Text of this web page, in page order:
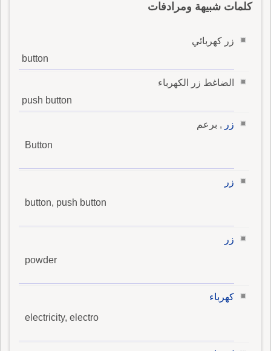
كلمات شبيهة ومرادفات
زر كهربائي
button
الضاغط زر الكهرباء
push button
زر , برعم
Button
زر
button, push button
زر
powder
كهرباء
electricity, electro